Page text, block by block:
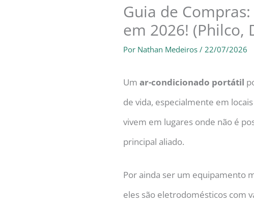
Guia de
em 2026! (Philco,
Por Nathan Medeiros / 22/07/2026
Um ar-condicionado portátil
de vida, especialmente em
vivem em lugares onde não é
principal aliado.
Por ainda ser um equipamento
eles são eletrodomésticos com